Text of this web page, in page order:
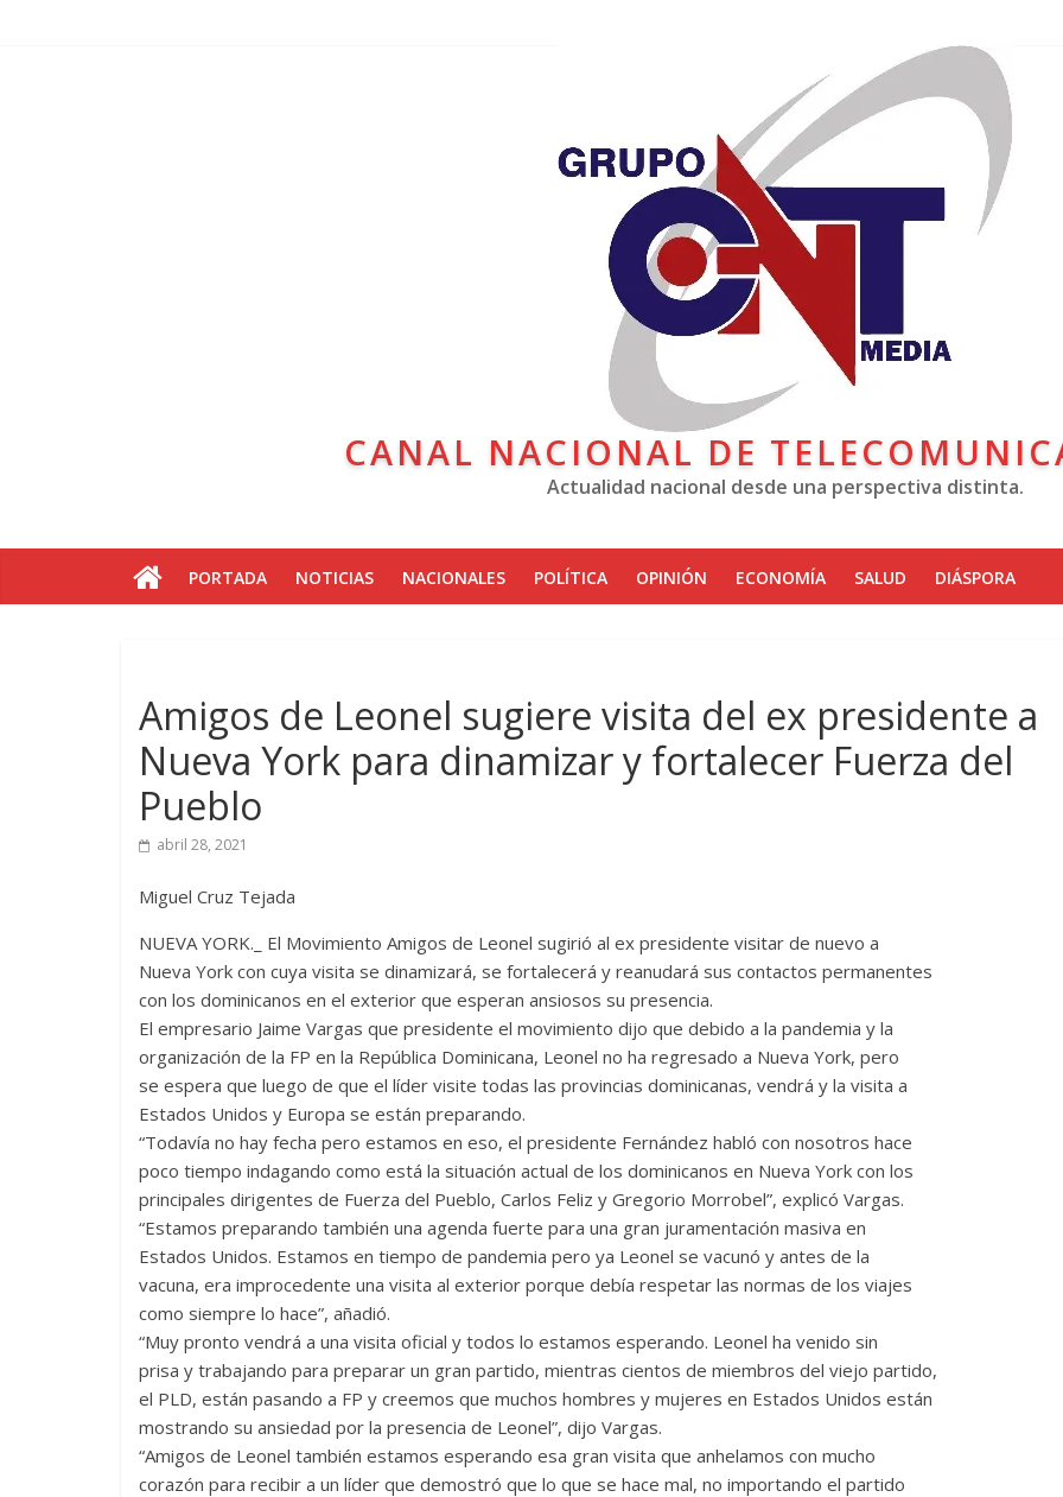
CANAL NACIONAL DE
Actualidad nacional desde una perspectiva distinta.
PORTADA NOTICIAS NACIONALES POLÍTICA OPINIÓN ECONOMÍA SALUD DIÁSPORA
Amigos de Leonel sugiere visita del ex presidente a
Nueva York para dinamizar y fortalecer Fuerza del
Pueblo
abril 28, 2021
Miguel Cruz Tejada
NUEVA YORK._ El Movimiento Amigos de Leonel sugirió al ex presidente visitar de nuevo a
Nueva York con cuya visita se dinamizará, se fortalecerá y reanudará sus contactos permanentes
con los dominicanos en el exterior que esperan ansiosos su presencia.
El empresario Jaime Vargas que presidente el movimiento dijo que debido a la pandemia y la
organización de la FP en la República Dominicana, Leonel no ha regresado a Nueva York, pero
se espera que luego de que el líder visite todas las provincias dominicanas, vendrá y la visita a
Estados Unidos y Europa se están preparando.
“Todavía no hay fecha pero estamos en eso, el presidente Fernández habló con nosotros hace
poco tiempo indagando como está la situación actual de los dominicanos en Nueva York con los
principales dirigentes de Fuerza del Pueblo, Carlos Feliz y Gregorio Morrobel”, explicó Vargas.
“Estamos preparando también una agenda fuerte para una gran juramentación masiva en
Estados Unidos. Estamos en tiempo de pandemia pero ya Leonel se vacunó y antes de la
vacuna, era improcedente una visita al exterior porque debía respetar las normas de los viajes
como siempre lo hace”, añadió.
“Muy pronto vendrá a una visita oficial y todos lo estamos esperando. Leonel ha venido sin
prisa y trabajando para preparar un gran partido, mientras cientos de miembros del viejo partido,
el PLD, están pasando a FP y creemos que muchos hombres y mujeres en Estados Unidos están
mostrando su ansiedad por la presencia de Leonel”, dijo Vargas.
“Amigos de Leonel también estamos esperando esa gran visita que anhelamos con mucho
corazón para recibir a un líder que demostró que lo que se hace mal, no importando el partido